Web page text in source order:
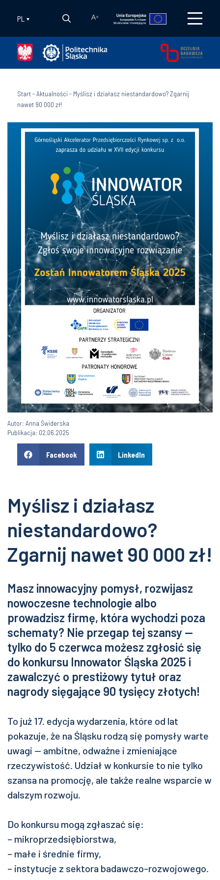
PL A+
Start-Aktualności- Myślisz i działasz niestandardowo? Zgarnij
nawet 90 000 zł!
Autor: Anna Świderska
Publikacja: 02.06.2025
Facebook LinkedIn
Myślisz i działasz
niestandardowo?
Zgarnij nawet 90 000 zł!
Masz innowacyjny pomysł, rozwijasz
nowoczesne technologie albo
prowadzisz firmę, która wychodzi poza
schematy? Nie przegap tej szansy —
tylko do 5 czerwca możesz zgłosić się
do konkursu Innowator Śląska 2025 i
zawalczyć o prestiżowy tytuł oraz
nagrody sięgające 90 tysięcy złotych!
To już 17. edycja wydarzenia, które od lat
pokazuje, że na Śląsku rodzą się pomysły warte
uwagi — ambitne, odważne i zmieniające
rzeczywistość. Udział w konkursie to nie tylko
szansa na promocję, ale także realne wsparcie w
dalszym rozwoju.
Do konkursu mogą zgłaszać się:
– mikroprzedsiębiorstwa,
– małe i średnie firmy,
– instytucje z sektora badawczo-rozwojowego.